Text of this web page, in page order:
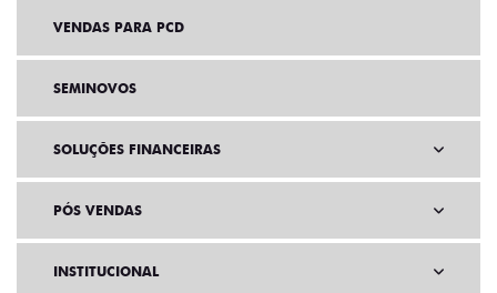
VENDAS PARA PCD
SEMINOVOS
SOLUÇÕES FINANCEIRAS
PÓS VENDAS
INSTITUCIONAL